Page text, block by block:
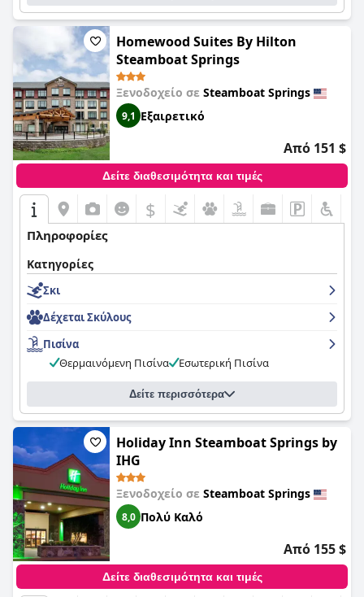
Homewood Suites By Hilton
Steamboat Springs
Ξενοδοχείο σε Steamboat Springs
9,1 Εξαιρετικό
Από 151 $
Δείτε διαθεσιμότητα και τιμές
$
Πληροφορίες
Κατηγορίες
Σκι
Δέχεται Σκύλους
Πισίνα
Θερμαινόμενη Πισίνα
Εσωτερική Πισίνα
Δείτε περισσότερα
Holiday Inn Steamboat Springs by
IHG
Ξενοδοχείο σε Steamboat Springs
8,0 Πολύ Καλό
Από 155 $
Δείτε διαθεσιμότητα και τιμές